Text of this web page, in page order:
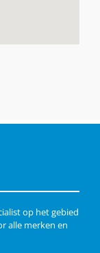
op het gebied
alle merken en